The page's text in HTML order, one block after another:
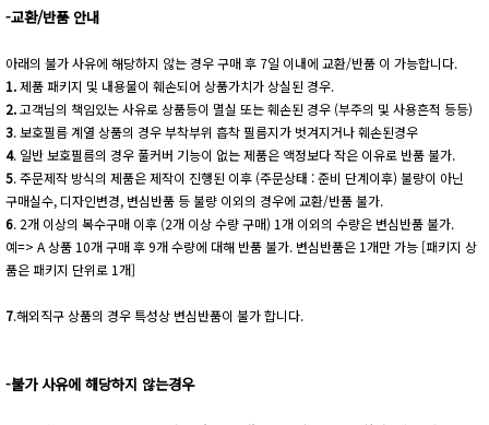
-교환/반품 안내
아래의 불가 사유에 해당하지 않는 경우 구매 후 7일 이내에 교환/반품 이 가능합니다.
1.제품 패키지 및 내용물이 훼손되어 상품가치가 상실된 경우.
2.고객님의 책임있는 사유로 상품등이 멸실 또는 훼손된 경우 (부주의 및 사용흔적 등등)
3. 보호필름 계열 상품의 경우 부착부위 흡착 필름지가 벗겨지거나 훼손된경우
4. 일반 보호필름의 경우 풀커버 기능이 없는 제품은 액정보다 작은 이유로 반품 불가.
5. 주문제작 방식의 제품은 제작이 진행된 이후 (주문상태 : 준비 단계이후) 불량이 아닌
구매실수, 디자인변경, 변심반품 등 불량 이외의 경우에 교환/반품 불가.
6. 2개 이상의 복수구매 이후 (2개 이상 수량 구매) 1개 이외의 수량은 변심반품 불가.
예=> A 상품 10개 구매 후 9개 수량에 대해 반품 불가. 변심반품은 1개만 가능 [패키지 상
품은 패키지 단위로 1개]
7.해외직구 상품의 경우 특성상 변심반품이 불가 합니다.
-불가 사유에 해당하지 않는경우